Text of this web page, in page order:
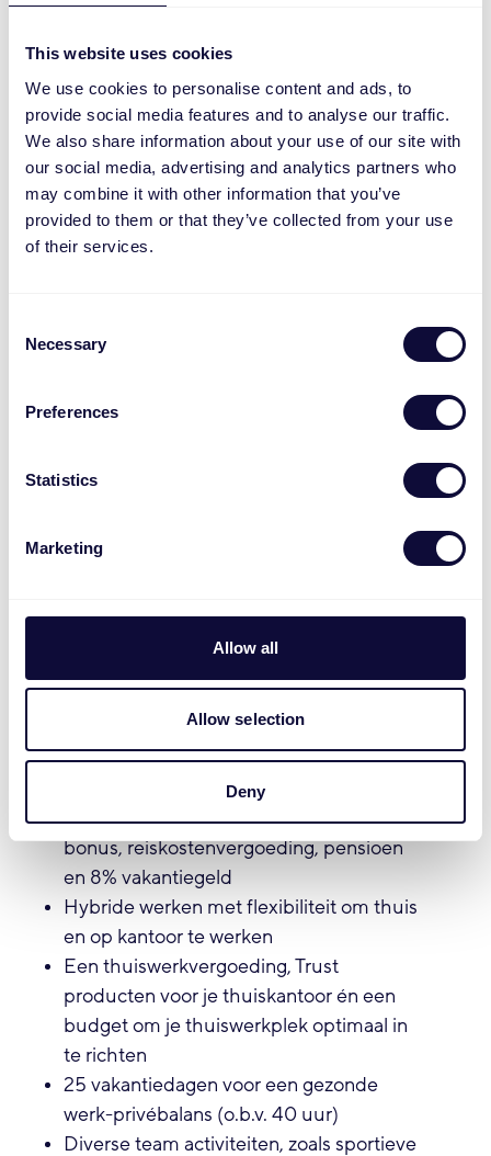
This website uses cookies
We use cookies to personalise content and ads, to
provide social media features and to analyse our traffic.
We also share information about your use of our site with
our social media, advertising and analytics partners who
may combine it with other information that you’ve
provided to them or that they’ve collected from your use
of their services.
Selection
Necessary
Preferences
Statistics
Marketing
Allow all
Allow selection
Deny
Je hebt een afgeronde hbo- of wo-
bachelor (Technische) Informatica,
Software Engineering of vergelijkbaar
werk- en denkniveau
Je hebt ervaring met
softwareontwikkeling in Kotlin
Je hebt ervaring met mobile app
graag leren
taal goed
Nice to have/pré:
of een ander declaratief UI-framework
Je hebt affiniteit met technologie en
Smart Home producten
Een salaris passend bij jouw werkervaring,
bonus, reiskostenvergoeding, pensioen
en 8% vakantiegeld
Hybride werken met flexibiliteit om thuis
en op kantoor te werken
Een thuiswerkvergoeding, Trust
producten voor je thuiskantoor én een
budget om je thuiswerkplek optimaal in
te richten
25 vakantiedagen voor een gezonde
werk-privébalans (o.b.v. 40 uur)
Diverse team activiteiten, zoals sportieve